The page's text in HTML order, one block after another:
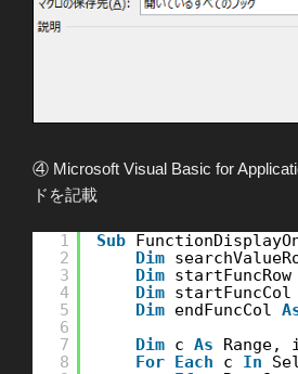
④ Microsoft Visual Basic for
ドを記載
1
2
3
4
5
6
7
8
Sub
Dim
Dim startFuncRow
Dim startFuncCol
Dim endFuncCol
Dim c As Range,
For Each c In